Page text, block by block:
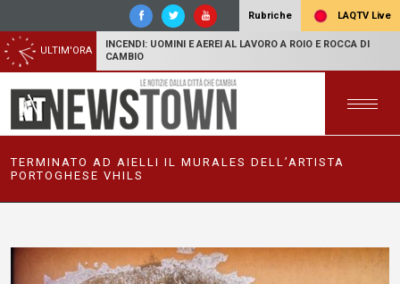
Rubriche LAQTV Live
ULTIM'ORA
INCENDI: UOMINI E AEREI AL LAVORO A ROIO E ROCCA DI
CAMBIO
TERMINATO AD AIELLI IL MURALES DELL’ARTISTA
PORTOGHESE VHILS